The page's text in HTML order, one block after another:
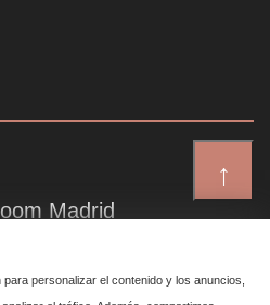
↑
Madrid
6, 4 izq
28014 Madrid
personalizar el contenido y los anuncios,